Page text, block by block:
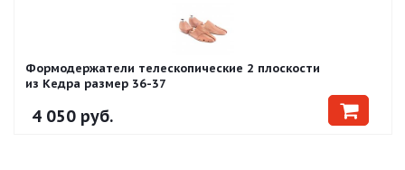
Формодержатели телескопические 2 плоскости
из Кедра размер 36-37
4 050 руб.